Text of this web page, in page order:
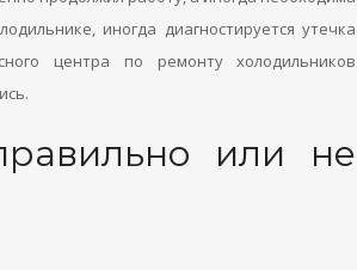
иногда диагностируется утечка
центра по ремонту холодильников
или не